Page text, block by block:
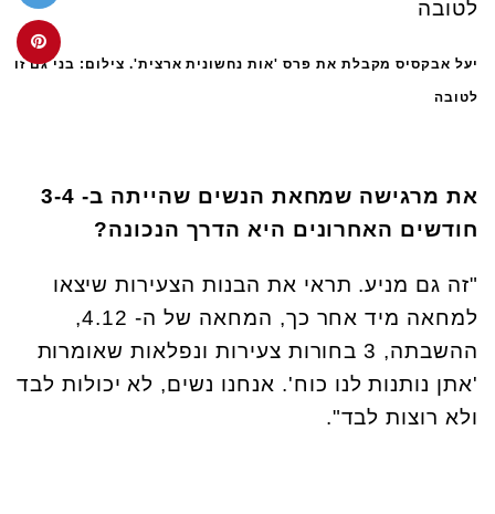
יעל אבקסיס מקבלת את פרס 'אות נחשונית ארצית'. צילום: בני גם זו
לטובה
את מרגישה שמחאת הנשים שהייתה ב- 3-4
חודשים האחרונים היא הדרך הנכונה?
"זה גם מניע. תראי את הבנות הצעירות שיצאו
למחאה מיד אחר כך, המחאה של ה- 4.12,
ההשבתה, 3 בחורות צעירות ונפלאות שאומרות
'אתן נותנות לנו כוח'. אנחנו נשים, לא יכולות לבד
ולא רוצות לבד".